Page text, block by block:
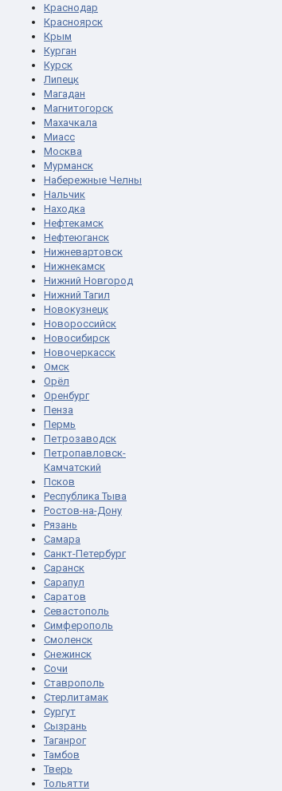
Краснодар
Красноярск
Крым
Курган
Курск
Липецк
Магадан
Магнитогорск
Махачкала
Миасс
Москва
Мурманск
Набережные Челны
Нальчик
Находка
Нефтекамск
Нефтеюганск
Нижневартовск
Нижнекамск
Нижний Новгород
Нижний Тагил
Новокузнецк
Новороссийск
Новосибирск
Новочеркасск
Омск
Орёл
Оренбург
Пенза
Пермь
Петрозаводск
Петропавловск-
Камчатский
Псков
Республика Тыва
Ростов-на-Дону
Рязань
Самара
Санкт-Петербург
Саранск
Сарапул
Саратов
Севастополь
Симферополь
Смоленск
Снежинск
Сочи
Ставрополь
Стерлитамак
Сургут
Сызрань
Таганрог
Тамбов
Тверь
Тольятти